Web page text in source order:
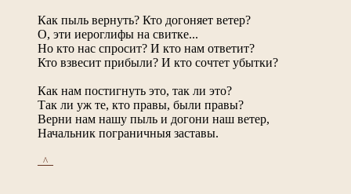
Как пыль вернуть? Кто догоняет ветер?
О, эти иероглифы на свитке...
Но кто нас спросит? И кто нам ответит?
Кто взвесит прибыли? И кто сочтет убытки?
Как нам постигнуть это, так ли это?
Так ли уж те, кто правы, были правы?
Верни нам нашу пыль и догони наш ветер,
Начальник пограничныя заставы.
_^_